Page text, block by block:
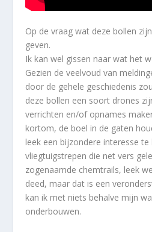
Op de vraag wat deze bollen
geven.
Ik kan wel gissen naar wat het
Gezien de veelvoud van
door de gehele geschiedenis
deze bollen een soort drones
verrichten en/of opnames
kortom, de boel in de gaten
leek een bijzondere interesse te
vliegtuigstrepen die net vers
zogenaamde chemtrails, leek
deed, maar dat is een
kan ik met niets behalve mijn
onderbouwen.